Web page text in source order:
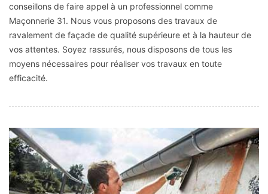
conseillons de faire appel à un professionnel comme
Maçonnerie 31. Nous vous proposons des travaux de
ravalement de façade de qualité supérieure et à la hauteur de
vos attentes. Soyez rassurés, nous disposons de tous les
moyens nécessaires pour réaliser vos travaux en toute
efficacité.